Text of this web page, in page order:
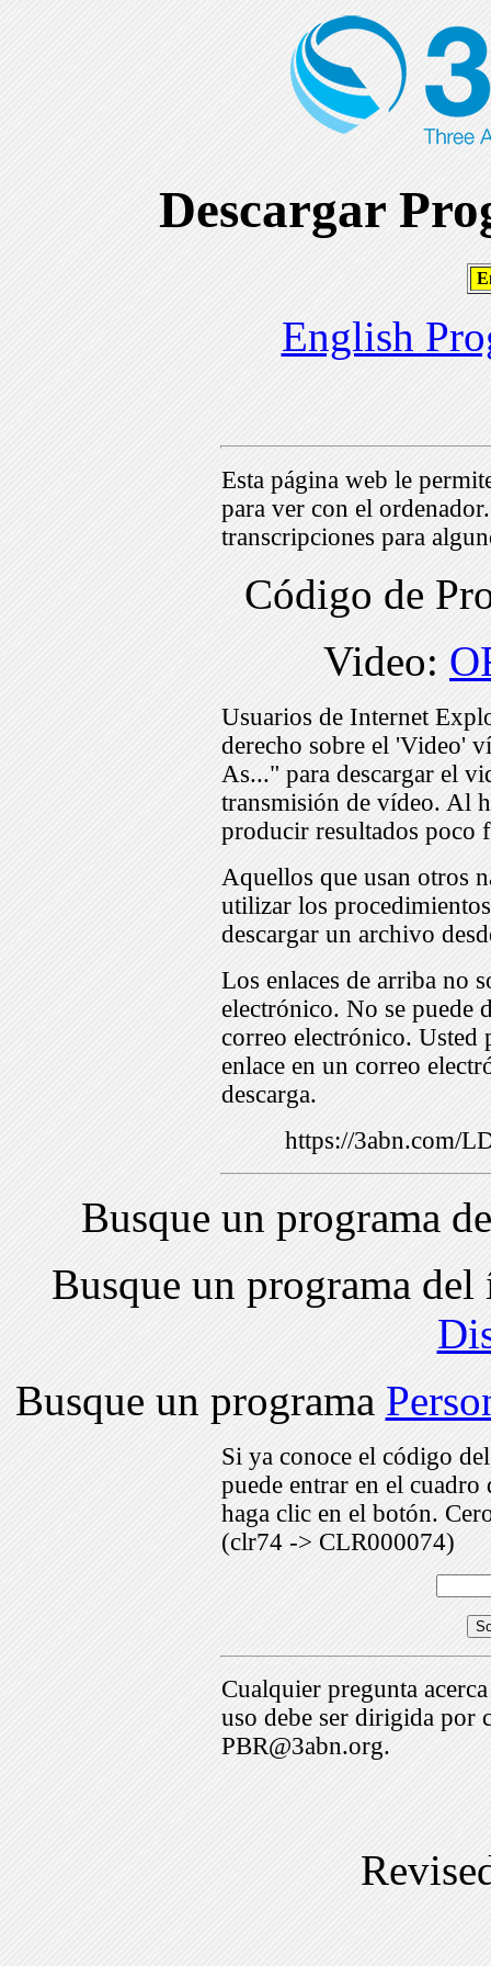
Descargar
English
Esta página web le
para ver con el
transcripciones para
Código de
Video:
Usuarios de Internet
derecho sobre el 'Video'
As..." para descargar el
transmisión de vídeo. Al
producir resultados poco
Aquellos que usan otros
utilizar los
descargar un archivo
Los enlaces de arriba no
electrónico. No se puede
correo electrónico. Usted
enlace en un correo
descarga.
https://3abn.com/
Busque un programa
Busque un programa
Busque un programa
Si ya conoce el código
puede entrar en el
haga clic en el botón.
(clr74 -> CLR000074)
Cualquier pregunta
uso debe ser dirigida por
PBR@3abn.org.